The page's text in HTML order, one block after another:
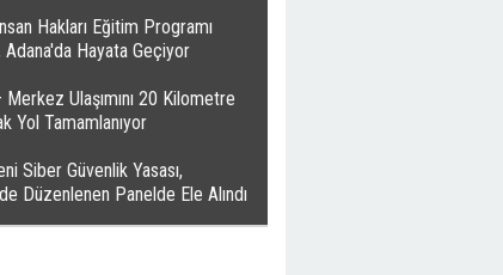
Hakları Eğitim Programı
Adana'da Hayata Geçiyor
Merkez Ulaşımını 20 Kilometre
Yol Tamamlanıyor
Siber Güvenlik Yasası,
Düzenlenen Panelde Ele Alındı